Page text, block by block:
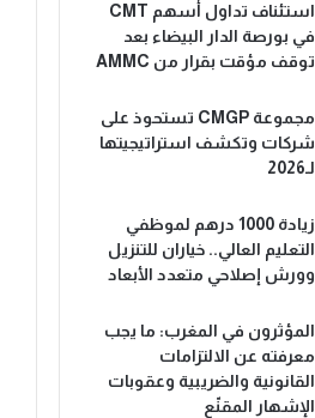
استئناف تداول أسهم CMT
في بورصة الدار البيضاء بعد
توقف مؤقت بقرار من AMMC
مجموعة CMGP تستحوذ على
شركات وتكشف استراتيجيتها
لـ2026
زيادة 1000 درهم لموظفي
التعليم العالي.. خياران للتنزيل
وورش إصلاحي متعدد الأبعاد
المؤثرون في المغرب: ما يجب
معرفته عن الالتزامات
القانونية والضريبية وعقوبات
الإشهار المقنّع